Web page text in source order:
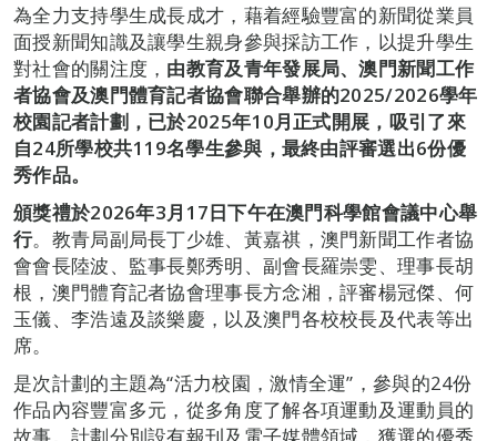
為全力支持學生成長成才，藉着經驗豐富的新聞從業員
面授新聞知識及讓學生親身參與採訪工作，以提升學生
對社會的關注度， 由教育及青年發展局、澳門新聞工作
者協會及澳門體育記者協會聯合舉辦的2025/2026學年
校園記者計劃，已於2025年10月正式開展，吸引了來
自24所學校共119名學生參與，最終由評審選出6份優
秀作品。
頒獎禮於2026年3月 17日下午在澳門科學館會議中心舉
行。教青局副局長丁少雄、黃嘉祺，澳門新聞工作者協
會會長陸波、監事長鄭秀明、副會長羅崇雯、理事長胡
根，澳門體育記者協會理事長方念湘，評審楊冠傑、何
玉儀、李浩遠及談樂慶，以及澳門各校校長及代表等出
席。
是次計劃的主題為“活力校園，激情全運”，參與的24份
作品內容豐富多元，從多角度了解各項運動及運動員的
故事。計劃分別設有報刊及電子媒體領域，獲選的優秀